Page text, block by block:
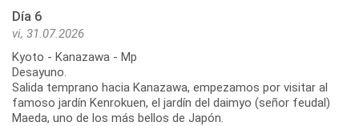
Día 6
vi, 31.07.2026
Kyoto - Kanazawa - Mp
Desayuno.
Salida temprano hacia Kanazawa, empezamos por visitar al
famoso jardín Kenrokuen, el jardín del daimyo (señor feudal)
Maeda, uno de los más bellos de Japón.